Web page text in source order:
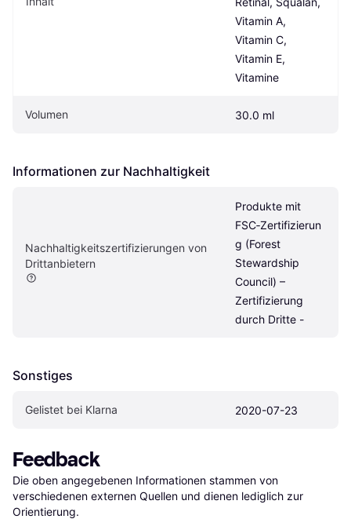
Vitamin A,
Vitamin C,
Vitamin E,
Vitamine
Volumen 30.0 ml
Informationen zur Nachhaltigkeit
Nachhaltigkeitszertifizierungen von
Drittanbietern
Produkte mit
FSC‑Zertifizierun
g (Forest
Stewardship
Council) –
Zertifizierung
durch Dritte -
Sonstiges
Gelistet bei Klarna 2020-07-23
Feedback
Die oben angegebenen Informationen stammen von
verschiedenen externen Quellen und dienen lediglich zur
Orientierung.